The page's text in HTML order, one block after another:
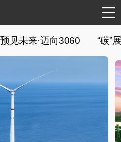
预见未来·迈向3060 “碳”